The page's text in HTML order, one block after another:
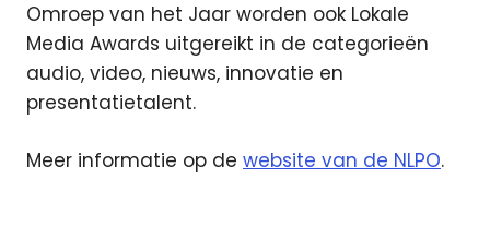
Omroep van het Jaar worden ook Lokale
Media Awards uitgereikt in de categorieën
audio, video, nieuws, innovatie en
presentatietalent.
Meer informatie op de website van de NLPO.